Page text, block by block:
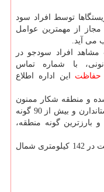
توسط افراد سود
از مهمترین عوامل
می آید.
افراد سودجو در
با شماره تماس
حفاظت این اداره اطلاع
و منطقه شكار ممنون
چنگ الماس است و بیش از 20 گونه از پستاندارن و بیش از 90 گونه
بارزترین گونه منطقه،
شهرستان بیجار با 89 هزار و 162 نفر جمعیت در 142 كیلومتری شمال